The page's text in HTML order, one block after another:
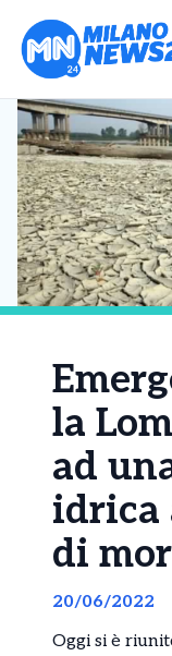
la
ad
idrica
di
20/06/2022
Oggi si è